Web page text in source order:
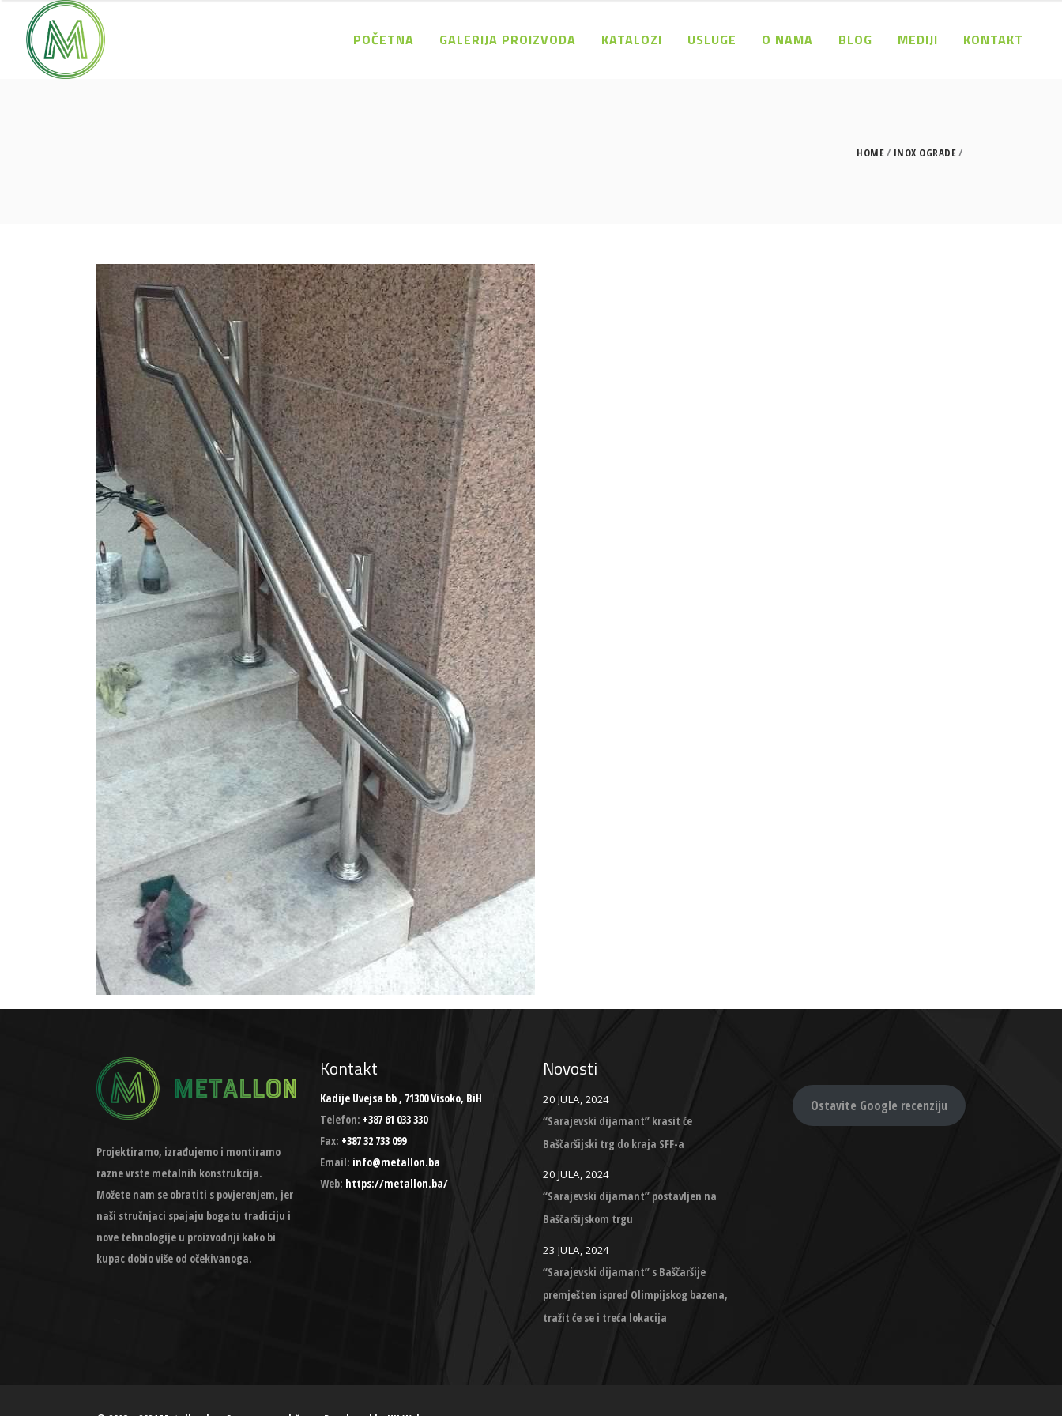
POČETNA GALERIJA PROIZVODA KATALOZI USLUGE O NAMA BLOG MEDIJI KONTAKT
HOME INOX OGRADE
Projektiramo, izrađujemo i montiramo
razne vrste metalnih konstrukcija.
Možete nam se obratiti s povjerenjem, jer
naši stručnjaci spajaju bogatu tradiciju i
nove tehnologije u proizvodnji kako bi
kupac dobio više od očekivanoga.
Kontakt
Kadije Uvejsa bb , 71300 Visoko, BiH
Telefon: +387 61 033 330
Fax: +387 32 733 099
Email: info@metallon.ba
Web: https://metallon.ba/
Novosti
20 JULA, 2024
“Sarajevski dijamant” krasit će
Baščaršijski trg do kraja SFF-a
20 JULA, 2024
“Sarajevski dijamant” postavljen na
Baščaršijskom trgu
23 JULA, 2024
“Sarajevski dijamant” s Baščaršije
premješten ispred Olimpijskog bazena,
tražit će se i treća lokacija
Ostavite Google recenziju